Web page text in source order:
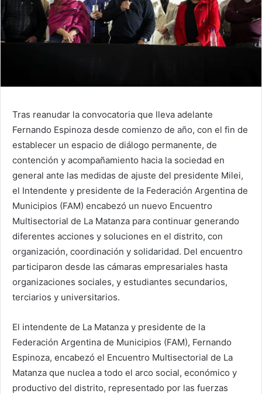
Tras reanudar la convocatoria que lleva adelante
Fernando Espinoza desde comienzo de año, con el fin de
establecer un espacio de diálogo permanente, de
contención y acompañamiento hacia la sociedad en
general ante las medidas de ajuste del presidente Milei,
el Intendente y presidente de la Federación Argentina de
Municipios (FAM) encabezó un nuevo Encuentro
Multisectorial de La Matanza para continuar generando
diferentes acciones y soluciones en el distrito, con
organización, coordinación y solidaridad. Del encuentro
participaron desde las cámaras empresariales hasta
organizaciones sociales, y estudiantes secundarios,
terciarios y universitarios.
El intendente de La Matanza y presidente de la
Federación Argentina de Municipios (FAM), Fernando
Espinoza, encabezó el Encuentro Multisectorial de La
Matanza que nuclea a todo el arco social, económico y
productivo del distrito, representado por las fuerzas